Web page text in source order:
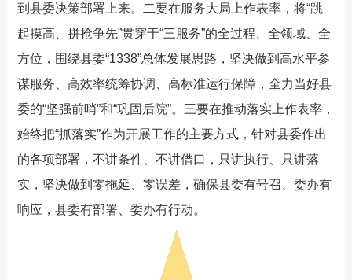
到县委决策部署上来。二要在服务大局上作表率，将“跳
起摸高、拼抢争先”贯穿于“三服务”的全过程、全领域、全
方位，围绕县委“1338”总体发展思路，坚决做到高水平参
谋服务、高效率统筹协调、高标准运行保障，全力当好县
委的“坚强前哨”和“巩固后院”。三要在推动落实上作表率，
始终把“抓落实”作为开展工作的主要方式，针对县委作出
的各项部署，不讲条件、不讲借口，只讲执行、只讲落
实，坚决做到零拖延、零误差，确保县委有号召、委办有
响应，县委有部署、委办有行动。